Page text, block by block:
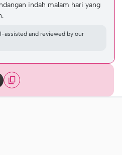
indah malam hari yang
assisted and reviewed by our